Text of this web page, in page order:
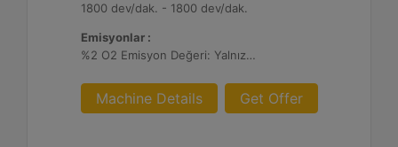
1800 dev/dak. - 1800 dev/dak.
Emisyonlar :
%2 O2 Emisyon Değeri: Yalnızca İhracat
Machine Details Get Offer